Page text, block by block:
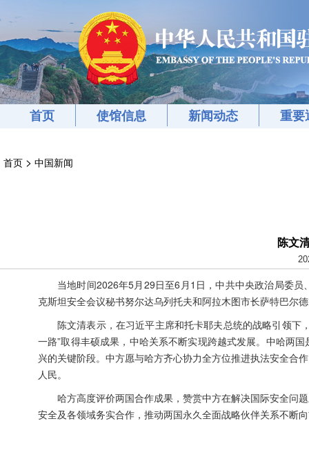
首页 使馆信息 新闻动态 重要
首页 > 中国新闻
陈文
当地时间2026年5月29日至6月1日，中共中央政治局委
克斯坦安全会议秘书努尔达乌列托夫和阿拉木图市长萨特巴尔
陈文清表示，在习近平主席和托卡耶夫总统的战略引领下
一路”取得丰硕成果，中哈关系不断实现跨越式发展。中哈两
兴的关键阶段。中方愿与哈方齐心协力全方位推进执法安全合
人民。
哈方高度评价两国合作成果，赞赏中方在解决国际安全问
安全及各领域务实合作，推动两国永久全面战略伙伴关系不断